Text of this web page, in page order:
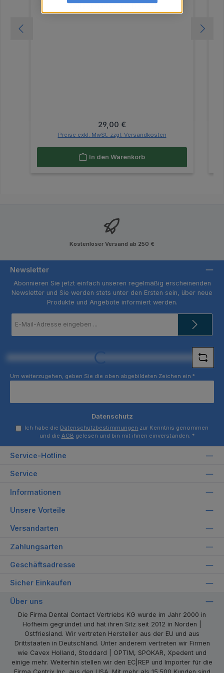
Spitzenhalter mit Deckel
Regulärer Preis:
29,00 €
Preise exkl. MwSt. zzgl. Versandkosten
In den Warenkorb
Kostenloser Versand ab 250 €
Newsletter
Abonnieren Sie jetzt einfach unseren regelmäßig erscheinenden
Newsletter und Sie werden stets unter den Ersten sein, über neue
Produkte und Angebote informiert werden.
Mail-
Loading...
Um weiterzugehen, geben Sie die oben abgebildeten Zeichen ein *
Datenschutz
Ich habe die Datenschutzbestimmungen zur Kenntnis genommen
und die AGB gelesen und bin mit ihnen einverstanden. *
Service-Hotline
Service
Informationen
Unsere Vorteile
Versandarten
Zahlungsarten
Geschäftsadresse
Sicher Einkaufen
Über uns
Die Firma Dental Contact Vertriebs KG wurde im Jahr 2000 in
Hofheim gegründet und hat ihren Sitz seit 2012 in Norden |
Ostfriesland. Wir vertreten Hersteller aus der EU und aus
Drittstaaten in Deutschland. Unter anderem vertreten wir Firmen
wie Cavex Holland, Stoddard | OPTIM, SPOKAR, Xpedent und
einige mehr. Weiterhin stellen wir den EC|REP und Importer für die